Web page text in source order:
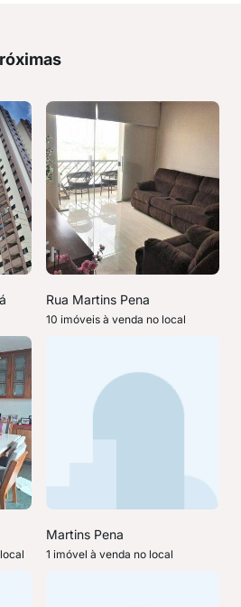
Rua Martins Pena
10 imóveis à venda no local
Martins Pena
1 imóvel à venda no local